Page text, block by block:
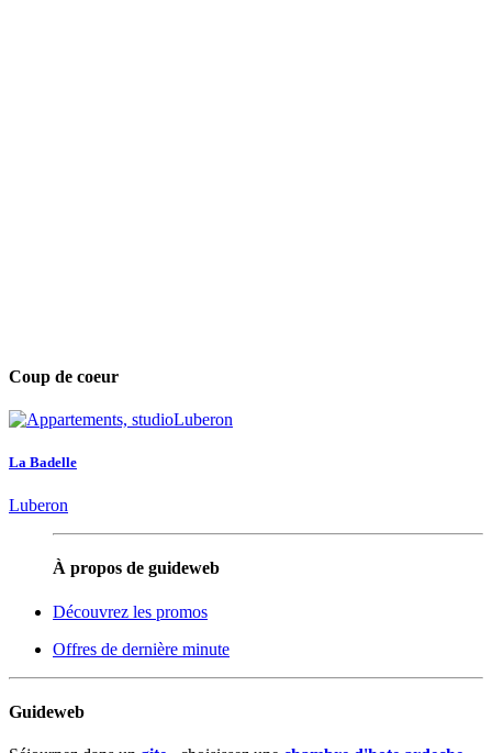
Coup de coeur
La Badelle
Luberon
À propos de guideweb
Découvrez les promos
Offres de dernière minute
Guideweb